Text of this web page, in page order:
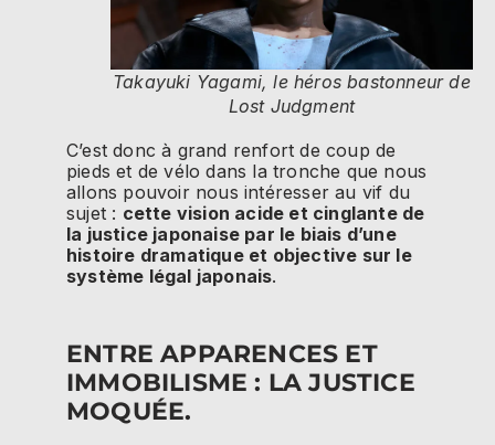
Takayuki Yagami, le héros bastonneur de
Lost Judgment
C’est donc à grand renfort de coup de
pieds et de vélo dans la tronche que nous
allons pouvoir nous intéresser au vif du
sujet : cette vision acide et cinglante de
la justice japonaise par le biais d’une
histoire dramatique et objective sur le
système légal japonais.
ENTRE APPARENCES ET
IMMOBILISME : LA JUSTICE
MOQUÉE.